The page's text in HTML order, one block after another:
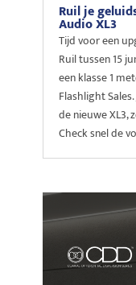
Ruil je
Audio XL3
Tijd voor een
Ruil tussen 15
een klasse 1
Flashlight
de nieuwe XL3,
Check snel de